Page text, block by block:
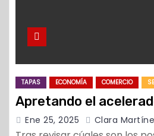
TAPAS ECONOMÍA COMERCIO
Apretando el
Ene 25, 2025 Clara